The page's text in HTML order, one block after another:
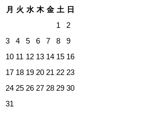
月 火 水 木 金 土 日
1
2
3
4 5 6 7 8
9
10 11 12 13 14 15 16
17 18 19 20 21 22 23
24 25 26 27 28 29 30
31